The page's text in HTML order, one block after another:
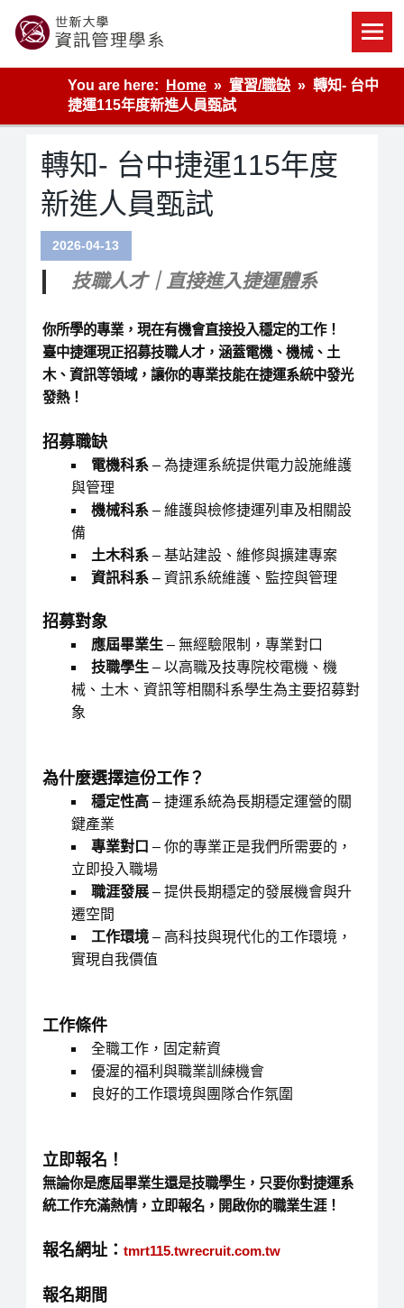
content
世新大學資管系網站
You are here:
Home 實習/職缺
轉知- 台中
捷運115年度新進人員甄試
轉知- 台中捷運115年度
新進人員甄試
2026-04-13
技職人才｜直接進入捷運體系
你所學的專業，現在有機會直接投入穩定的工作！
臺中捷運現正招募技職人才，涵蓋電機、機械、土
木、資訊等領域， 讓你的專業技能在捷運系統中發光
發熱！
招募職缺
電機科系– 為捷運系統提供電力設施維護
與管理
機械科系– 維護與檢修捷運列車及相關設
備
土木科系– 基站建設、維修與擴建專案
資訊科系– 資訊系統維護、監控與管理
招募對象
應屆畢業生 – 無經驗限制，專業對口
技職學生 – 以高職及技專院校電機、機
械、土木、 資訊等相關科系學生為主要招募對
象
為什麼選擇這份工作？
穩定性高– 捷運系統為長期穩定運營的關
鍵產業
專業對口 – 你的專業正是我們所需要的，
立即投入職場
職涯發展– 提供長期穩定的發展機會與升
遷空間
工作環境– 高科技與現代化的工作環境，
實現自我價值
工作條件
全職工作，固定薪資
優渥的福利與職業訓練機會
良好的工作環境與團隊合作氛圍
立即報名！
無論你是應屆畢業生還是技職學生， 只要你對捷運系
統工作充滿熱情，立即報名，開啟你的職業生涯！
報名網址： tmrt115.twrecruit.com.tw
報名期間